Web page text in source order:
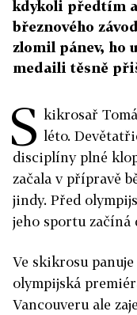
kdykoli předtím
březnového
zlomil pánev, ho
medaili těsně
S kikrosař
léto.
disciplíny plné
začala v přípravě
jindy. Před
jeho sportu začíná
Ve skikrosu
olympijská
Vancouveru ale